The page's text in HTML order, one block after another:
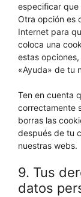
especificar que
Otra opción es
Internet para
coloca una
estas
«Ayuda» de tu
Ten en cuenta
correctamente
borras las
después de tu
nuestras webs.
9. Tus
datos